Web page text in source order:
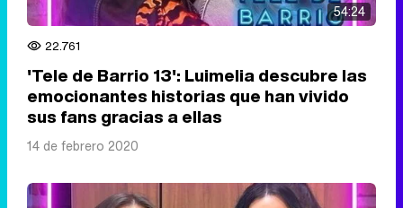
54:24
22.761
'Tele de Barrio 13': Luimelia descubre las
emocionantes historias que han vivido
sus fans gracias a ellas
14 de febrero 2020